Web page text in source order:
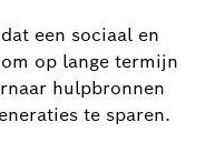
een sociaal en
op lange termijn
hulpbronnen
te sparen.